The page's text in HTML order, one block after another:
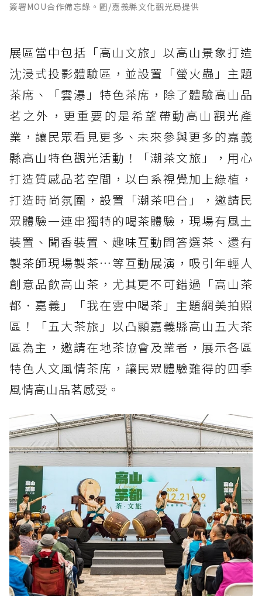
簽署MOU合作備忘錄。圖/嘉義縣文化觀光局提供
展區當中包括「高山文旅」以高山景象打造
沈浸式投影體驗區，並設置「螢火蟲」主題
茶席、「雲瀑」特色茶席，除了體驗高山品
茗之外，更重要的是希望帶動高山觀光產
業，讓民眾看見更多、未來參與更多的嘉義
縣高山特色觀光活動！「潮茶文旅」，用心
打造質感品茗空間，以白系視覺加上綠植，
打造時尚氛圍，設置「潮茶吧台」，邀請民
眾體驗一連串獨特的喝茶體驗，現場有風土
裝置、聞香裝置、趣味互動問答選茶、還有
製茶師現場製茶…等互動展演，吸引年輕人
創意品飲高山茶，尤其更不可錯過「高山茶
都．嘉義」「我在雲中喝茶」主題網美拍照
區！「五大茶旅」以凸顯嘉義縣高山五大茶
區為主，邀請在地茶協會及業者，展示各區
特色人文風情茶席，讓民眾體驗難得的四季
風情高山品茗感受。